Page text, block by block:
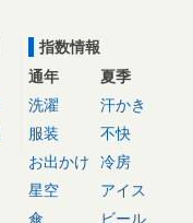
指数情報
通年
洗濯
服装
お出かけ
星空
傘
夏季
汗かき
不快
冷房
アイス
ビール